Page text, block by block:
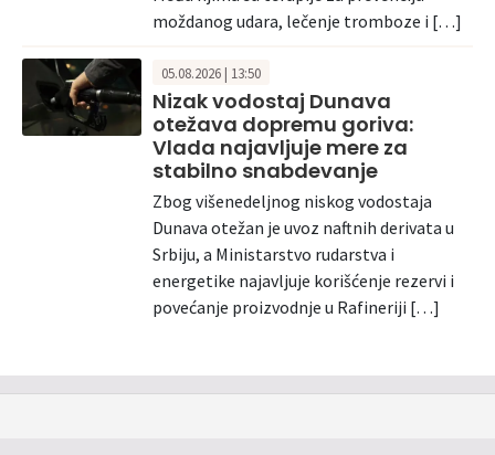
moždanog udara, lečenje tromboze i […]
05.08.2026 | 13:50
Nizak vodostaj Dunava
otežava dopremu goriva:
Vlada najavljuje mere za
stabilno snabdevanje
Zbog višenedeljnog niskog vodostaja
Dunava otežan je uvoz naftnih derivata u
Srbiju, a Ministarstvo rudarstva i
energetike najavljuje korišćenje rezervi i
povećanje proizvodnje u Rafineriji […]